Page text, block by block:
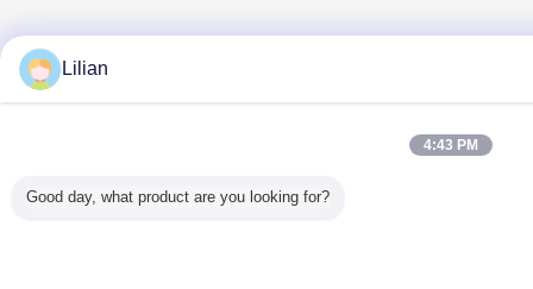
Lilian
4:43 PM
Good day, what product are you looking for?